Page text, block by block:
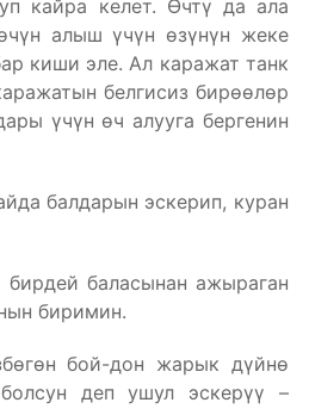
кайра келет. Өчтү да ала
алыш үчүн өзүнүн жеке
киши эле. Ал каражат танк
белгисиз бирөөлөр
үчүн өч алууга бергенин
балдарын эскерип, куран
баласынан ажыраган
биримин.
бой-дон жарык дүйнө
деп ушул эскерүү –